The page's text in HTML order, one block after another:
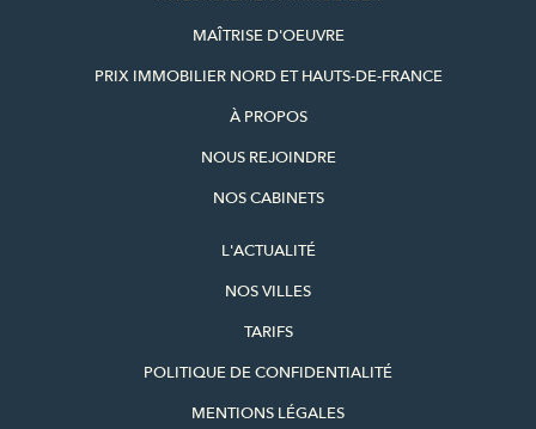
MAÎTRISE D'OEUVRE
PRIX IMMOBILIER NORD ET HAUTS-DE-FRANCE
À PROPOS
NOUS REJOINDRE
NOS CABINETS
L'ACTUALITÉ
NOS VILLES
TARIFS
POLITIQUE DE CONFIDENTIALITÉ
MENTIONS LÉGALES